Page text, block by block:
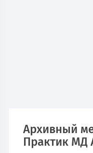
Архивный
Практик МД